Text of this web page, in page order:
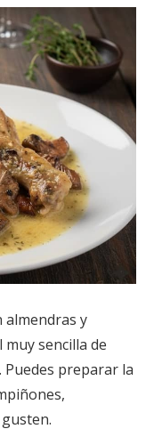
almendras y
sencilla de
Puedes preparar la